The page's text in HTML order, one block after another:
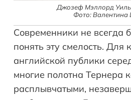
Джозеф Мэллорд
Фото:
Современники не всегда
понять эту смелость. Для
английской публики
многие полотна Тернера
расплывчатыми,